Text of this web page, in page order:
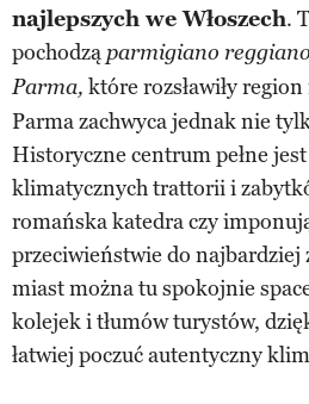
najlepszych we Włoszech.
pochodzą parmigiano reggiano
Parma, które rozsławiły region
Parma zachwyca jednak nie
Historyczne centrum pełne
klimatycznych trattorii i
romańska katedra czy
przeciwieństwie do najbardziej
miast można tu spokojnie
kolejek i tłumów turystów,
łatwiej poczuć autentyczny